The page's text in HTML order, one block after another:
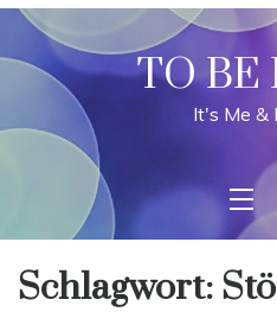
Skip
content
TO BE
It's Me &
Schlagwort: